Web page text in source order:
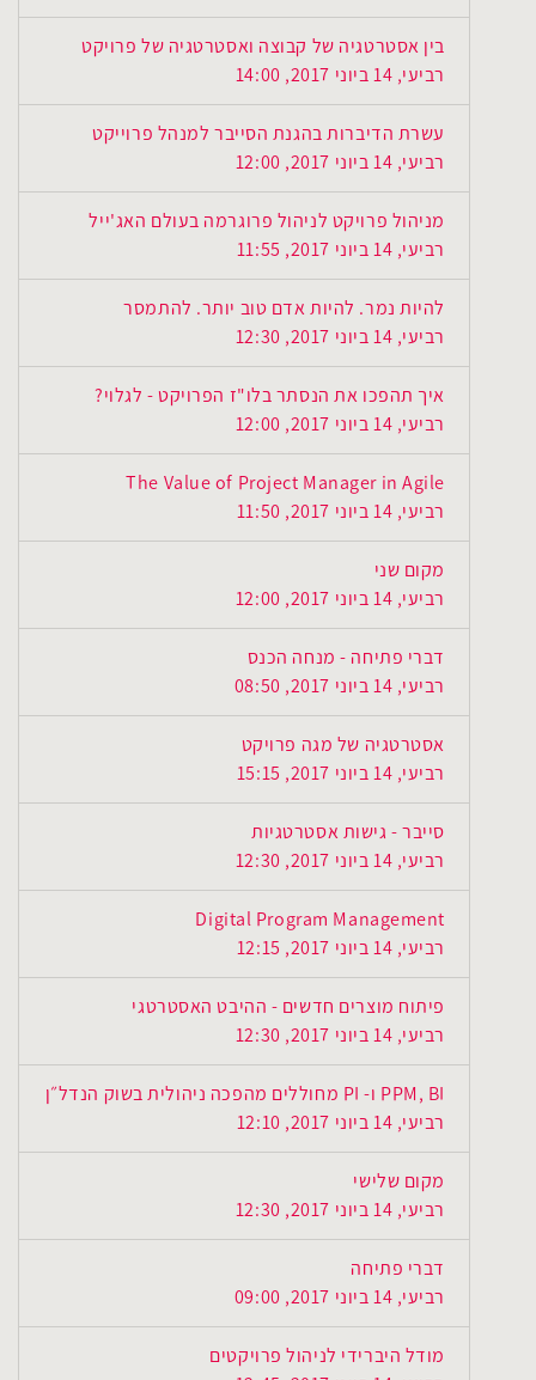
בין אסטרטגיה של קבוצה ואסטרטגיה של פרויקט
רביעי, 14 ביוני 2017, 14:00
עשרת הדיברות בהגנת הסייבר למנהל פרוייקט
רביעי, 14 ביוני 2017, 12:00
מניהול פרויקט לניהול פרוגרמה בעולם האג'ייל
רביעי, 14 ביוני 2017, 11:55
להיות נמר. להיות אדם טוב יותר. להתמסר
רביעי, 14 ביוני 2017, 12:30
איך תהפכו את הנסתר בלו"ז הפרויקט - לגלוי?
רביעי, 14 ביוני 2017, 12:00
The Value of Project Manager in Agile
רביעי, 14 ביוני 2017, 11:50
מקום שני
רביעי, 14 ביוני 2017, 12:00
דברי פתיחה - מנחה הכנס
רביעי, 14 ביוני 2017, 08:50
אסטרטגיה של מגה פרויקט
רביעי, 14 ביוני 2017, 15:15
סייבר - גישות אסטרטגיות
רביעי, 14 ביוני 2017, 12:30
Digital Program Management
רביעי, 14 ביוני 2017, 12:15
פיתוח מוצרים חדשים - ההיבט האסטרטגי
רביעי, 14 ביוני 2017, 12:30
PPM, BI ו- PI מחוללים מהפכה ניהולית בשוק הנדל״ן
רביעי, 14 ביוני 2017, 12:10
מקום שלישי
רביעי, 14 ביוני 2017, 12:30
דברי פתיחה
רביעי, 14 ביוני 2017, 09:00
מודל היברידי לניהול פרויקטים